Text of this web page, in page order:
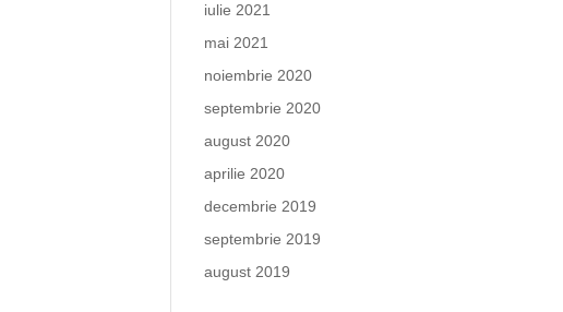
iulie 2021
mai 2021
noiembrie 2020
septembrie 2020
august 2020
aprilie 2020
decembrie 2019
septembrie 2019
august 2019